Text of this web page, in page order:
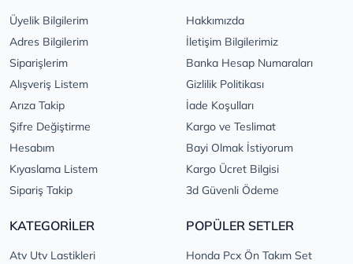
Üyelik Bilgilerim
Adres Bilgilerim
Siparişlerim
Alışveriş Listem
Arıza Takip
Şifre Değiştirme
Hesabım
Kıyaslama Listem
Sipariş Takip
Hakkımızda
İletişim Bilgilerimiz
Banka Hesap Numaraları
Gizlilik Politikası
İade Koşulları
Kargo ve Teslimat
Bayi Olmak İstiyorum
Kargo Ücret Bilgisi
3d Güvenli Ödeme
KATEGORİLER
Atv Utv Lastikleri
POPÜLER SETLER
Honda Pcx Ön Takım Set